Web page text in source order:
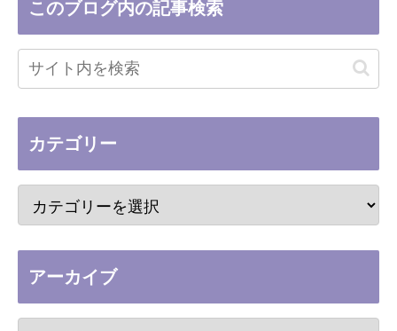
このブログ内の記事検索
カテゴリー
アーカイブ